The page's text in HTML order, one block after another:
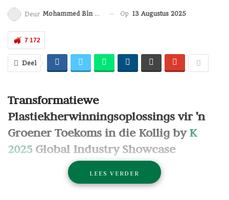
Deur Mohammed Bin Sulayem Hussain Op 13 Augustus 2025
7 172
Deel
Transformatiewe
Plastiekherwinningsoplossings vir 'n
Groener Toekoms in die Kollig byK
2025Global Industry Showcase
, saam met Herbold Meckesheim, sal hul kundigheid
in verskeie plastiekherwinningstoepassings aanbied by vanjaar
LEES VERDER